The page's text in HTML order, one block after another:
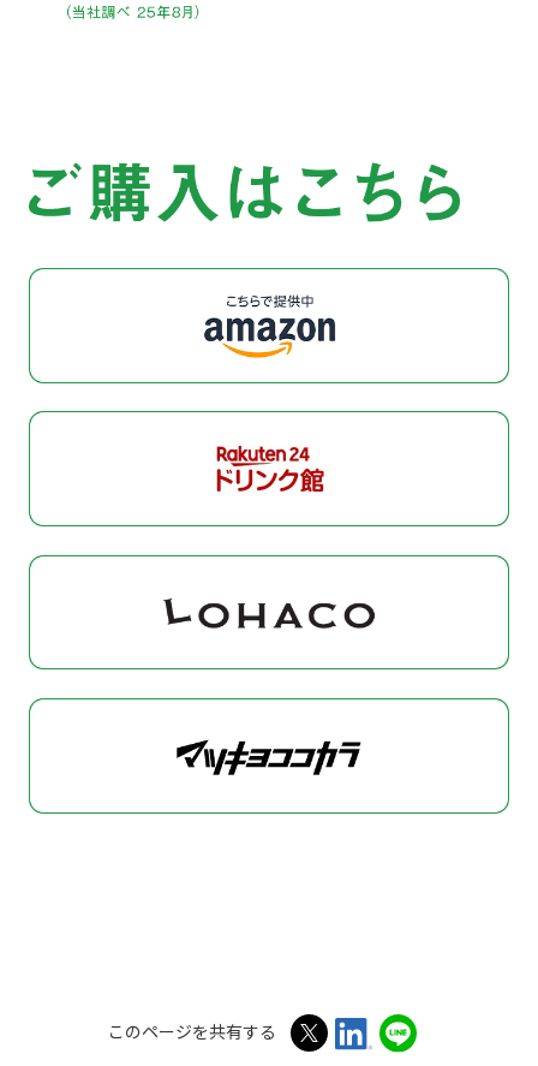
このページを共有する